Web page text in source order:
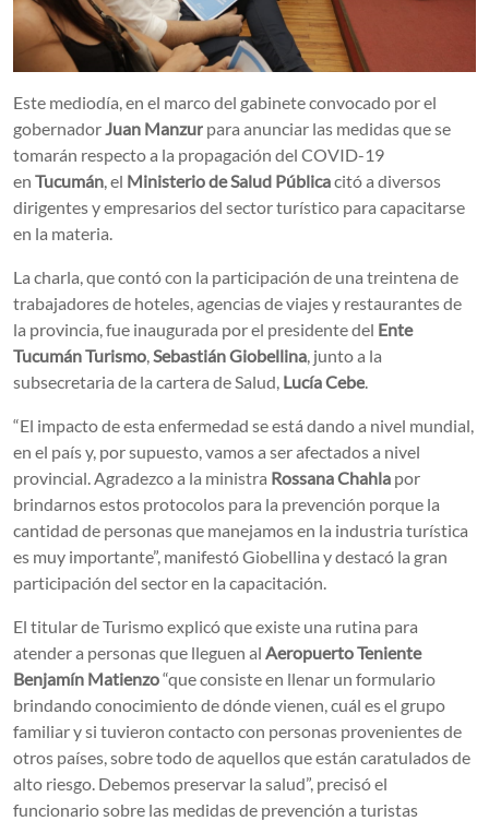
Este mediodía, en el marco del gabinete convocado por el
gobernadorJuan Manzur para anunciar las medidas que se
tomarán respecto a la propagación del COVID-19
en Tucumán, el Ministerio de Salud Públicacitó a diversos
dirigentes y empresarios del sector turístico para capacitarse
en la materia.
La charla, que contó con la participación de una treintena de
trabajadores de hoteles, agencias de viajes y restaurantes de
la provincia, fue inaugurada por el presidente del Ente
Tucumán Turismo,Sebastián Giobellina, junto a la
subsecretaria de la cartera de Salud, Lucía Cebe.
“El impacto de esta enfermedad se está dando a nivel mundial,
en el país y, por supuesto, vamos a ser afectados a nivel
provincial. Agradezco a la ministra Rossana Chahla por
brindarnos estos protocolos para la prevención porque la
cantidad de personas que manejamos en la industria turística
es muy importante”, manifestó Giobellina y destacó la gran
participación del sector en la capacitación.
El titular de Turismo explicó que existe una rutina para
atender a personas que lleguen al Aeropuerto Teniente
Benjamín Matienzo“que consiste en llenar un formulario
brindando conocimiento de dónde vienen, cuál es el grupo
familiar y si tuvieron contacto con personas provenientes de
otros países, sobre todo de aquellos que están caratulados de
alto riesgo. Debemos preservar la salud”, precisó el
funcionario sobre las medidas de prevención a turistas